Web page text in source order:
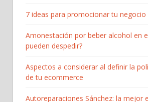
7 ideas para promocionar tu negocio
Amonestación por beber alcohol en
pueden despedir?
Aspectos a considerar al definir la
de tu ecommerce
Autoreparaciones Sánchez: la mejor